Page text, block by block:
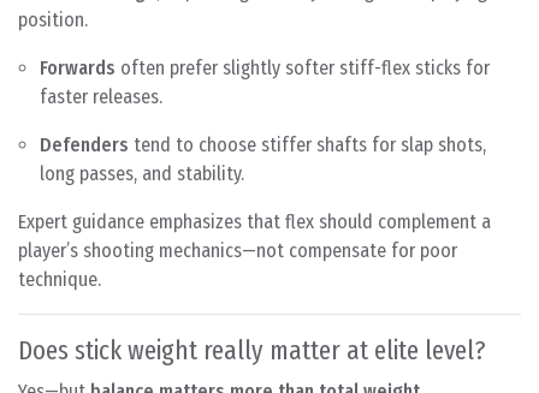
position.
Forwards often prefer slightly softer stiff-flex sticks for
faster releases.
Defenders tend to choose stiffer shafts for slap shots,
long passes, and stability.
Expert guidance emphasizes that flex should complement a
player’s shooting mechanics—not compensate for poor
technique.
Does stick weight really matter at elite level?